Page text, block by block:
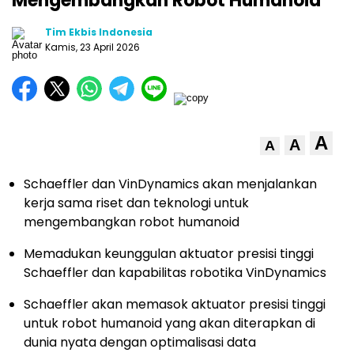
Tim Ekbis Indonesia
Kamis, 23 April 2026
A A A
Schaeffler dan VinDynamics akan menjalankan
kerja sama riset dan teknologi untuk
mengembangkan robot humanoid
Memadukan keunggulan aktuator presisi tinggi
Schaeffler dan kapabilitas robotika VinDynamics
Schaeffler akan memasok aktuator presisi tinggi
untuk robot humanoid yang akan diterapkan di
dunia nyata dengan optimalisasi data